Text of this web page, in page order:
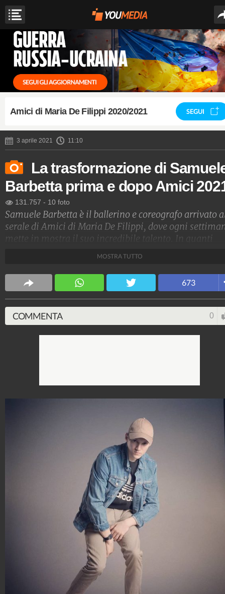
Amici di Maria De Filippi 2020/2021 SEGUI
3 aprile 2021 11:10
La trasformazione di
Barbetta prima e dopo Amici
131.757 - 10 foto
Samuele Barbetta è il ballerino e coreografo arrivato
serale di Amici di Maria De Filippi, dove ogni
mette in mostra il suo incredibile talento. In quanti
Stile e trend
MOSTRA TUTTO
673
COMMENTA 0